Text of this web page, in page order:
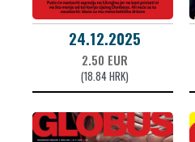
24.12.2025
2.50 EUR
(18.84 HRK)